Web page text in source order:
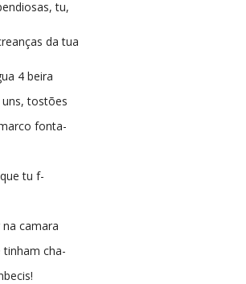
tu,
da tua
4 beira
tostões
fonta-
tu f-
camara
tinham cha-